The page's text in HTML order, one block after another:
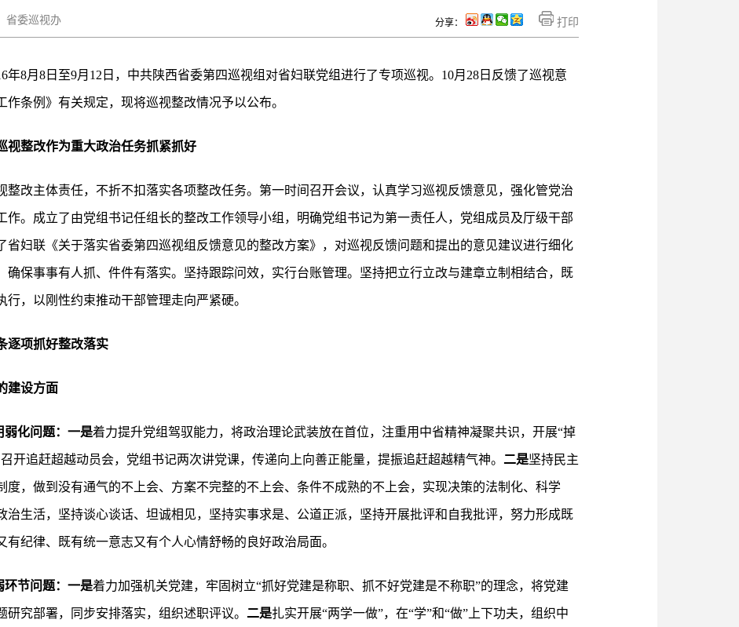
省委巡视办 打印
分享：
年8月8日至9月12日，中共陕西省委第四巡视组对省妇联党组进行了专项巡视。10月28日反馈了巡视意
作条例》有关规定，现将巡视整改情况予以公布。
视整改作为重大政治任务抓紧抓好
整改主体责任，不折不扣落实各项整改任务。第一时间召开会议，认真学习巡视反馈意见，强化管党治
作。成立了由党组书记任组长的整改工作领导小组，明确党组书记为第一责任人，党组成员及厅级干部
省妇联《关于落实省委第四巡视组反馈意见的整改方案》，对巡视反馈问题和提出的意见建议进行细化
确保事事有人抓、件件有落实。坚持跟踪问效，实行台账管理。坚持把立行立改与建章立制相结合，既
，以刚性约束推动干部管理走向严紧硬。
逐项抓好整改落实
建设方面
弱化问题：一是着力提升党组驾驭能力，将政治理论武装放在首位，注重用中省精神凝聚共识，开展“掉
开追赶超越动员会，党组书记两次讲党课，传递向上向善正能量，提振追赶超越精气神。 二是坚持民主
度，做到没有通气的不上会、方案不完整的不上会、条件不成熟的不上会，实现决策的法制化、科学
治生活，坚持谈心谈话、坦诚相见，坚持实事求是、公道正派，坚持开展批评和自我批评，努力形成既
纪律、既有统一意志又有个人心情舒畅的良好政治局面。
环节问题：一是着力加强机关党建，牢固树立“抓好党建是称职、抓不好党建是不称职”的理念，将党建
究部署，同步安排落实，组织述职评议。 二是扎实开展“两学一做”，在“学”和“做”上下功夫，组织中